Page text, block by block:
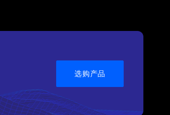
选购产品